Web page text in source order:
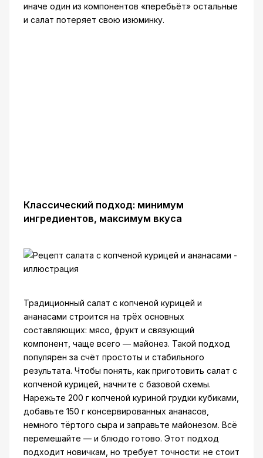
иначе один из компонентов «перебьёт» остальные
и салат потеряет свою изюминку.
Классический подход: минимум
ингредиентов, максимум вкуса
Традиционный салат с копченой курицей и
ананасами строится на трёх основных
составляющих: мясо, фрукт и связующий
компонент, чаще всего — майонез. Такой подход
популярен за счёт простоты и стабильного
результата. Чтобы понять, как приготовить салат с
копченой курицей, начните с базовой схемы.
Нарежьте 200 г копченой куриной грудки кубиками,
добавьте 150 г консервированных ананасов,
немного тёртого сыра и заправьте майонезом. Всё
перемешайте — и блюдо готово. Этот подход
подходит новичкам, но требует точности: не стоит